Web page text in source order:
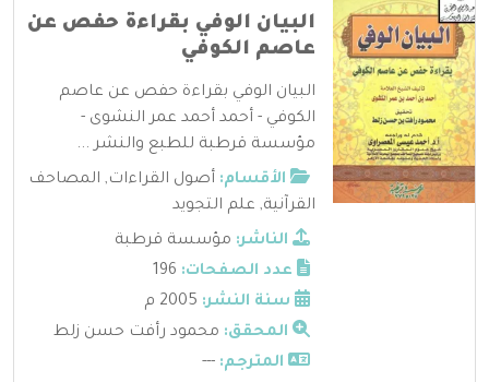
البيان الوفي بقراءة حفص عن
عاصم الكوفي
البيان الوفي بقراءة حفص عن عاصم
الكوفي - أحمد أحمد عمر النشوى -
مؤسسة قرطبة للطبع والنشر ...
الأقسام: أصول القراءات, المصاحف
القرآنية, علم التجويد
الناشر: مؤسسة قرطبة
عدد الصفحات:
سنة النشر:
المحقق: محمود رأفت حسن زلط
المترجم: ---